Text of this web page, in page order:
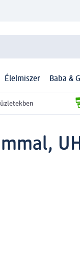
Élelmiszer Baba &
üzletekben